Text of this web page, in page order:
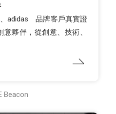
adidas 品牌客戶真實證
夥伴，從創意、技術、
Beacon